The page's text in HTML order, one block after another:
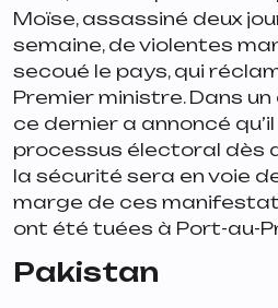
Moïse, assassiné deux
semaine, de violentes
secoué le pays, qui
Premier ministre. Dans
ce dernier a annoncé
processus électoral dès
la sécurité sera en voie
marge de ces
ont été tuées à Port-au-
Pakistan